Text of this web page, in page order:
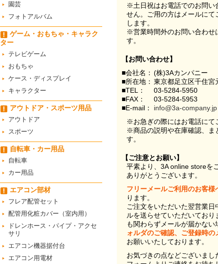
園芸
フォトアルバム
ゲーム・おもちゃ・キャラク
ター
テレビゲーム
おもちゃ
ケース・ディスプレイ
キャラクター
アウトドア・スポーツ用品
アウトドア
スポーツ
自転車・カー用品
自転車
カー用品
エアコン部材
フレア配管セット
配管用化粧カバー（室内用）
ドレンホース・パイプ・アクセ
サリ
エアコン機器据付台
エアコン用電材
※土日祝はお電話でのお問い
せん。ご用の方はメールに
します。
※営業時間外のお問い合わせ
す。
【お問い合わせ】
■会社名： (株)3Aカンパニー
■所在地： 東京都足立区千住
■TEL：
03-5284-5950
■FAX：
03-5284-5953
■E-mail：
info@3a-company.jp
※お急ぎの際にはお電話にて
※商品の説明や在庫確認、ま
す。
【ご注意とお願い】
平素より、3A online storeを
ありがとうございます。
フリーメールご利用のお客様
ります。
ご注文をいただいた翌営業
ルを送らせていただいてお
も関わらずメールが届かない
ォルダのご確認、ご登録時
お願いいたしております。
お気づきの点などございま